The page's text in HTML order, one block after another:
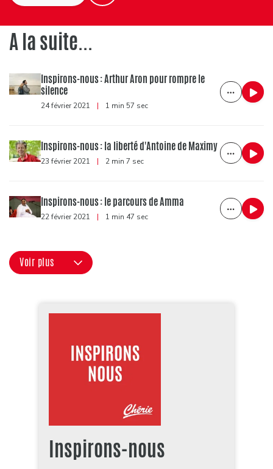
A la suite...
Inspirons-nous : Arthur Aron pour rompre le
silence
24 février 2021 | 1 min 57 sec
Inspirons-nous : la liberté d'Antoine de Maximy
23 février 2021 | 2 min 7 sec
Inspirons-nous : le parcours de Amma
22 février 2021 | 1 min 47 sec
Voir plus
Inspirons-nous